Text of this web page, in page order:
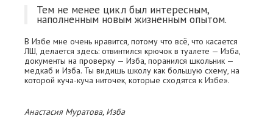
Тем не менее цикл был интересным,
наполненным новым жизненным опытом.
В Избе мне очень нравится, потому что всё, что касается
ЛШ, делается здесь: отвинтился крючок в туалете — Изба,
документы на проверку — Изба, поранился школьник —
медкаб и Изба. Ты видишь школу как большую схему, на
которой куча-куча ниточек, которые сходятся к Избе».
Анастасия Муратова, Изба